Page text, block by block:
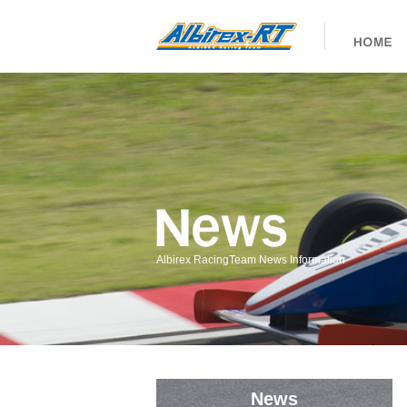
Albirex RacingTeam News Information
News